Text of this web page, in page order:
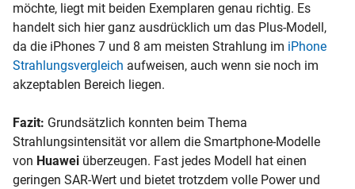
möchte, liegt mit beiden Exemplaren genau richtig. Es
handelt sich hier ganz ausdrücklich um das Plus-Modell,
da die iPhones 7 und 8 am meisten Strahlung im iPhone
Strahlungsvergleich aufweisen, auch wenn sie noch im
akzeptablen Bereich liegen.
Fazit: Grundsätzlich konnten beim Thema
Strahlungsintensität vor allem die Smartphone-Modelle
von Huawei überzeugen. Fast jedes Modell hat einen
geringen SAR-Wert und bietet trotzdem volle Power und